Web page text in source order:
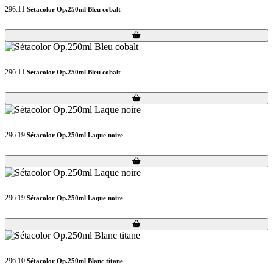
296.11 Sétacolor Op.250ml Bleu cobalt
Loading...
Loading...
296.11 Sétacolor Op.250ml Bleu cobalt
Loading...
Loading...
296.19 Sétacolor Op.250ml Laque noire
Loading...
Loading...
296.19 Sétacolor Op.250ml Laque noire
Loading...
Loading...
296.10 Sétacolor Op.250ml Blanc titane